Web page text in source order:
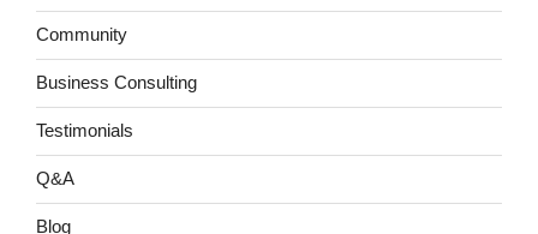
Community
Business Consulting
Testimonials
Q&A
Blog